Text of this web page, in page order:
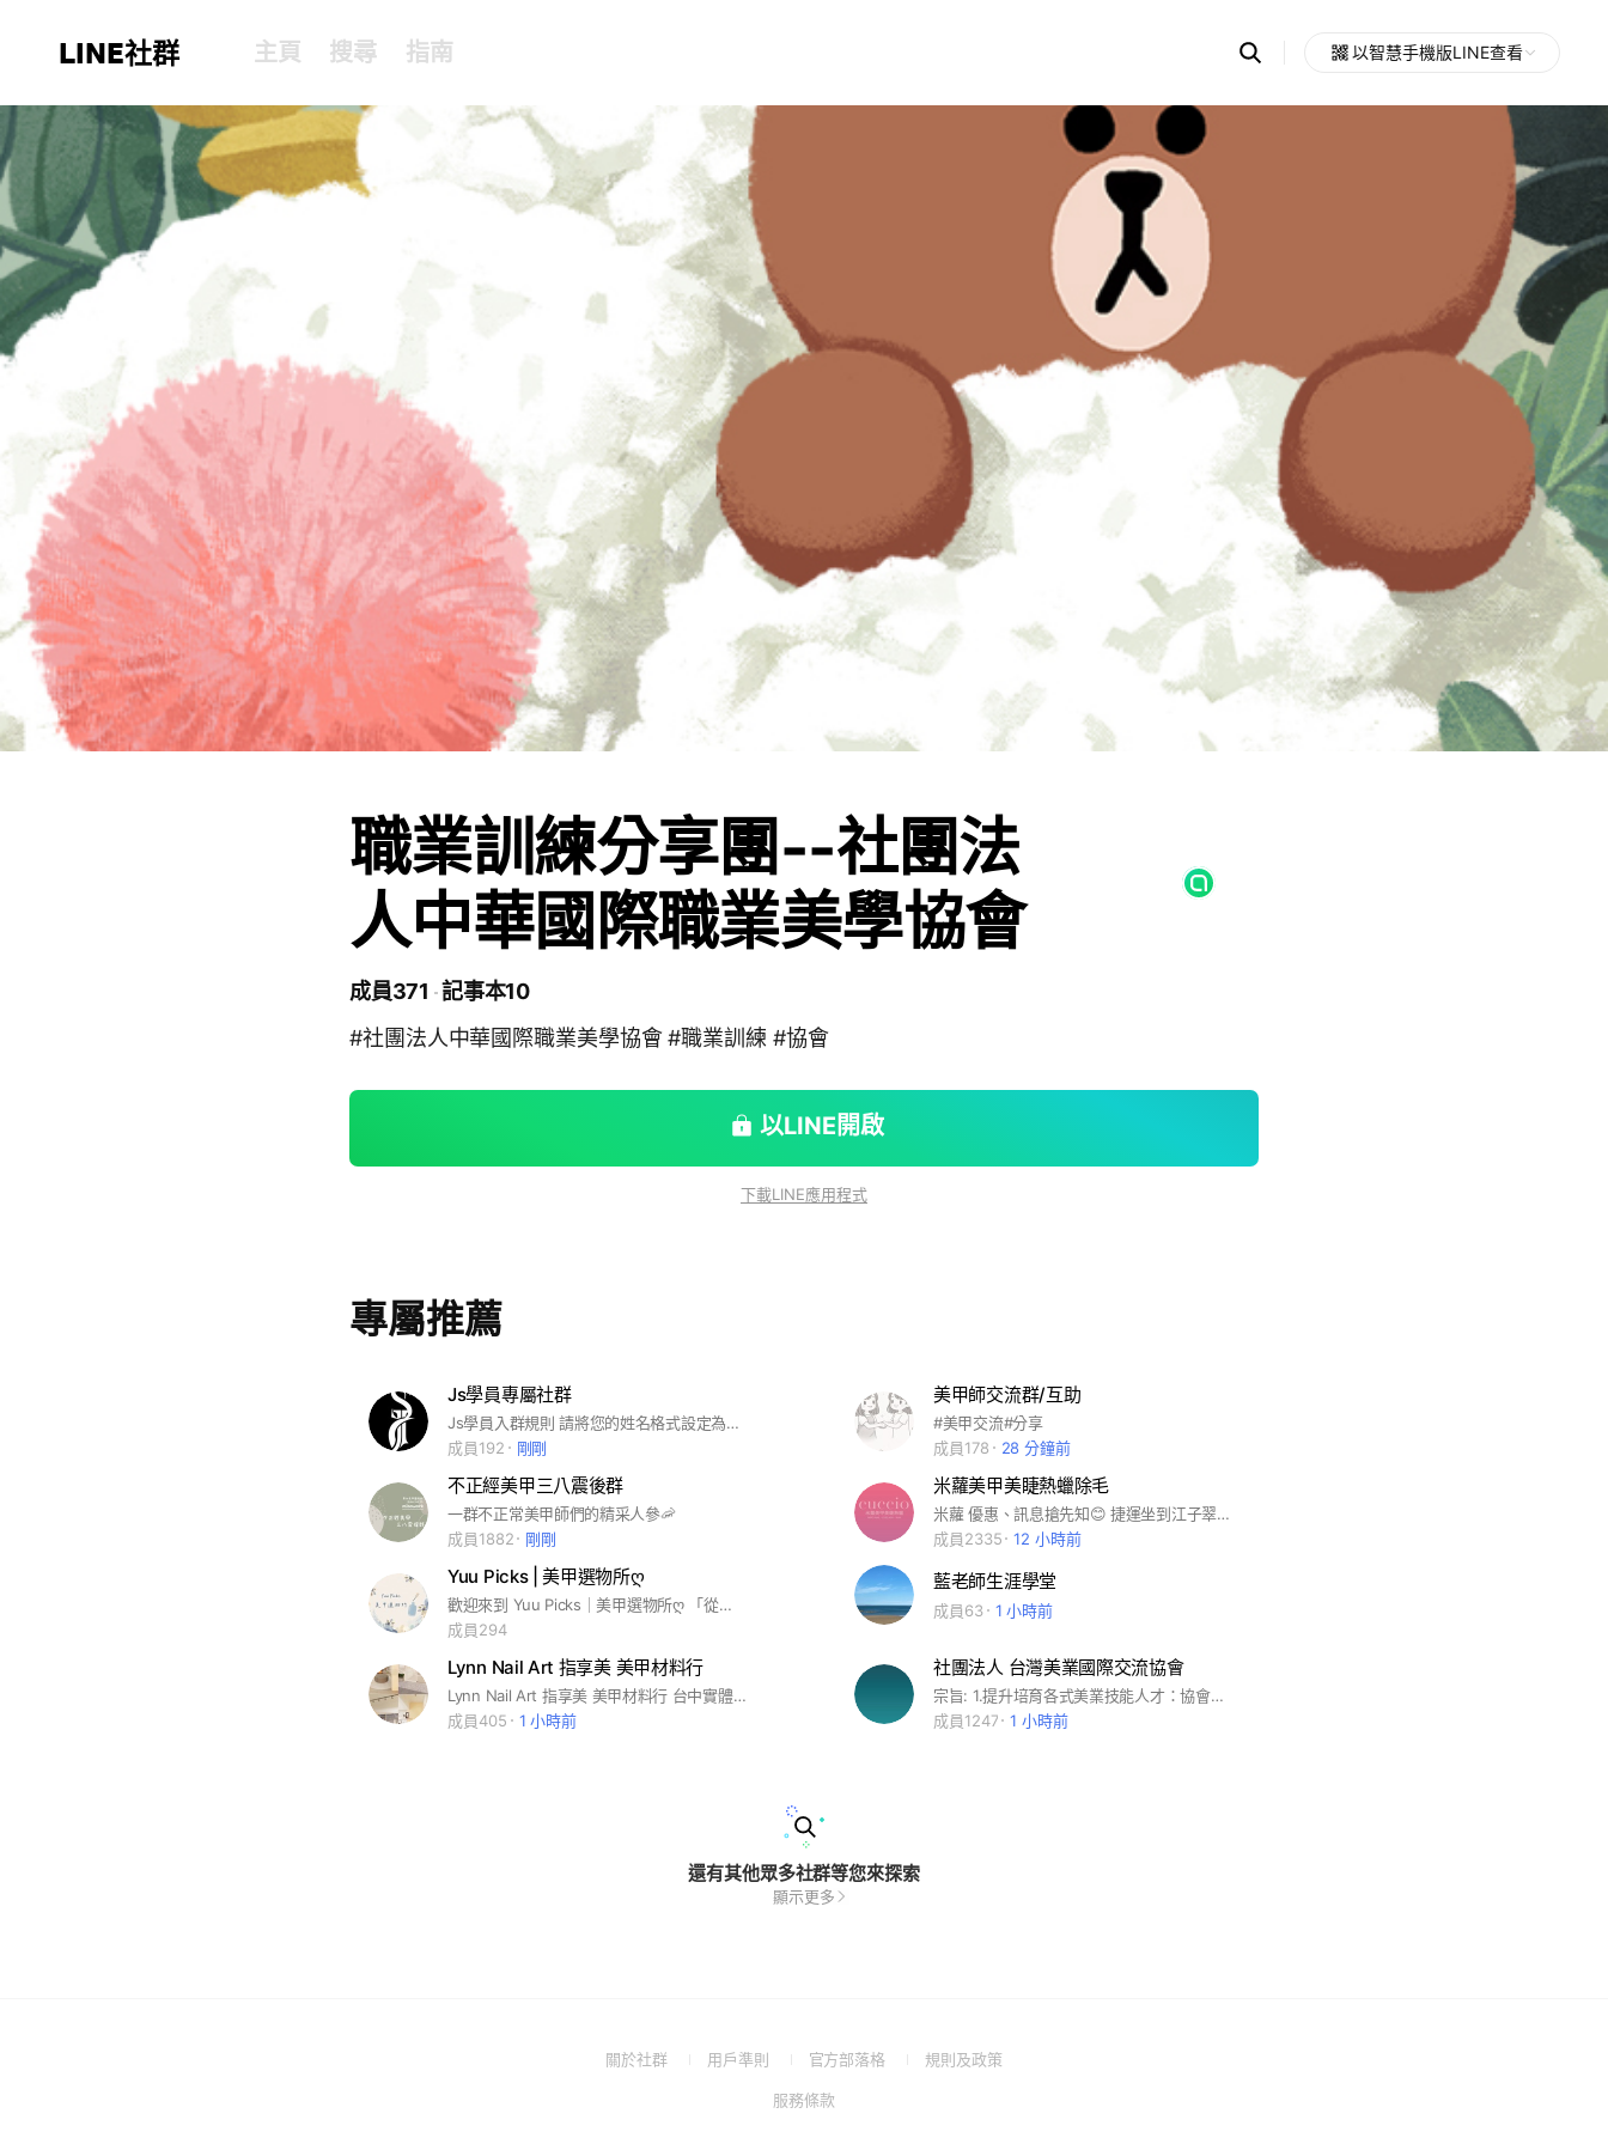
LINE社群 主頁 搜尋 指南 Search
OpenChats
messages
search
以智慧手機版LINE查看
職業訓練分享團--社團法
人中華國際職業美學協會
成員371 記事本10
#社團法人中華國際職業美學協會 #職業訓練 #協會
以LINE開啟
下載LINE應用程式
專屬推薦
Js學員專屬社群
Js學員入群規則 請將您的姓名格式設定為：「課別 + 全名」後加入社群。 範例：全科班 / 陳小美 方便管理與識別，感謝您的配合😊 🔔 【JS 學員社群使用制度公告】 歡迎加入 JS 課程社群！ 請注意：本社群為課程期間提供之行政支援工具，目的為協助學員接收上課資訊與進行階段性交流。 社群並非正式課程保障項目，管理方式將依各期課程進度、制度規範與行政需求進行動態調整與帳號清理。 📌 所有課程內容與使用規範，皆依報名時之正式課程說明與機構公告為準。 📌 機構有權依制度定期調整社群權限，不另行個別通知。 若對課程安排或權益有進一步疑問，請透過官方LINE與我們聯繫，教學團隊將協助處理。 感謝您的理解與配合，祝您學習愉快！ JS 教學團隊 敬上
成員192
剛剛
美甲師交流群/互助
#美甲交流#分享
成員178
28 分鐘前
不正經美甲三八震後群
一群不正常美甲師們的精采人參🦐
成員1882
剛剛
米蘿美甲美睫熱蠟除毛
米蘿 優惠、訊息搶先知😊 捷運坐到江子翠站六號出口，出來往台北方向步行約五分鐘路程✅板橋文化路二段485號，客服電話02-2251-2711 營業時間週1-6早上10到晚上8點，更多商品可到米蘿網站觀看 www.cuccio.com.tw 私訊米蘿小幫手 🍏連結帳號 https://reurl.cc/oekAjV #米蘿 #美甲 #美睫 #熱蠟除毛 #米蘿美甲 #嫁接睫毛 #Cuccio #凝膠指甲
成員2335
12 小時前
Yuu Picks | 美甲選物所ღ
歡迎來到 Yuu Picks｜美甲選物所ღ 「從生活中發現喜歡的美甲商品， 一起分享，一起選品。」 ✨社群不定時抽獎
成員294
藍老師生涯學堂
成員63 1 小時前
Lynn Nail Art 指享美 美甲材料行
Lynn Nail Art 指享美 美甲材料行 台中實體店面 可自取 可宅配 可超商店到店
成員405
1 小時前
社團法人 台灣美業國際交流協會
宗旨: 1.提升培育各式美業技能人才：協會致力於提高美業技能人才，包括美甲、美睫、熱蠟除毛、美髮、紋綉、紋眉、整體造型、手足護理、美容、藝術等。 2.國際美業知識技術人才交流：協會積極參與國際美業技術人才交流，並致力於讓台灣美業與世界各國相關產業交流。 3.提供正確技能和國際知識：確保專業領域獲得正確技能培訓，並具國際水平知識與技術，進而提升專業素質之相關能力。 4. 協會透過集結各領域專業人才，提升彼此相關產業技能提升。 5.推動相關美業技術交流與學習，正向引領推廣各式美業技術能力人才培育。
成員1247
1 小時前
還有其他眾多社群等您來探索
顯示更多
關於社群
(Open用戶準則
(Open
a
官方部落格
(Open規則及政策(Open
服務條款(Open